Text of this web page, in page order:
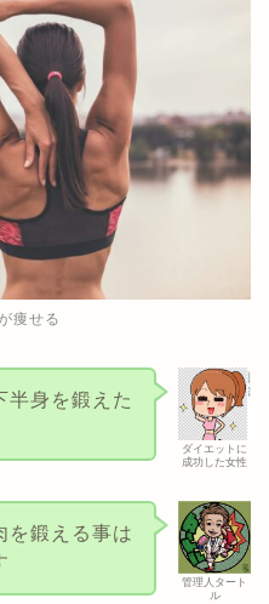
痩せる
ダイエットに
成功した女性
半身を鍛えた
管理人タート
ル
を鍛える事は